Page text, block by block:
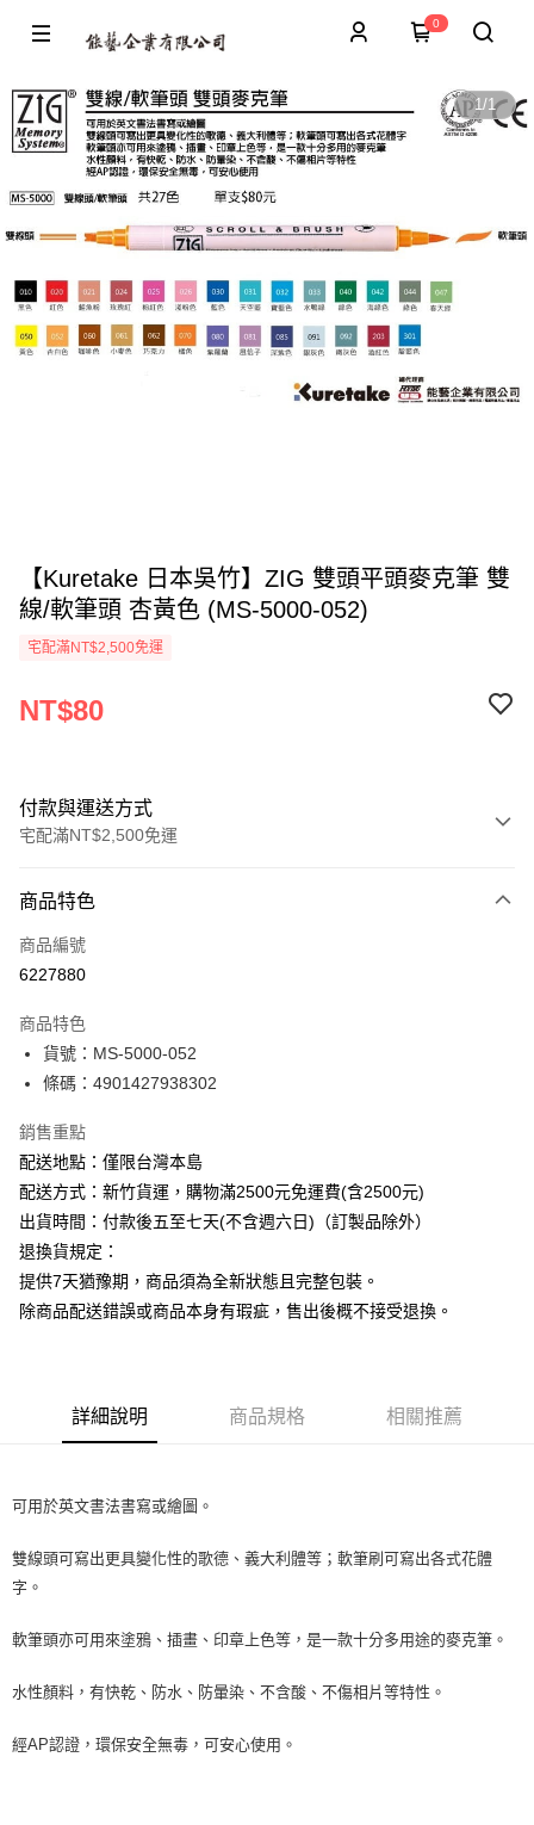
0
1/1
【Kuretake 日本吳竹】ZIG 雙頭平頭麥克筆 雙
線/軟筆頭 杏黃色 (MS-5000-052)
宅配滿NT$2,500免運
NT$80
付款與運送方式
宅配滿NT$2,500免運
信用卡一次付款
Apple Pay
悠遊付
ATM付款
運送方式
下單前請先詢問庫存
每筆NT$130，滿NT$2,500(含以上)免運費
商品特色
商品編號
6227880
商品特色
貨號：MS-5000-052
條碼：4901427938302
銷售重點
配送地點：僅限台灣本島
配送方式：新竹貨運，購物滿2500元免運費(含2500元)
出貨時間：付款後五至七天(不含週六日)（訂製品除外）
退換貨規定：
提供7天猶豫期，商品須為全新狀態且完整包裝。
除商品配送錯誤或商品本身有瑕疵，售出後概不接受退換。
詳細說明 商品規格 相關推薦
可用於英文書法書寫或繪圖。
雙線頭可寫出更具變化性的歌德、義大利體等；軟筆刷可寫出各式花體
字。
軟筆頭亦可用來塗鴉、插畫、印章上色等，是一款十分多用途的麥克筆。
水性顏料，有快乾、防水、防暈染、不含酸、不傷相片等特性。
經AP認證，環保安全無毒，可安心使用。